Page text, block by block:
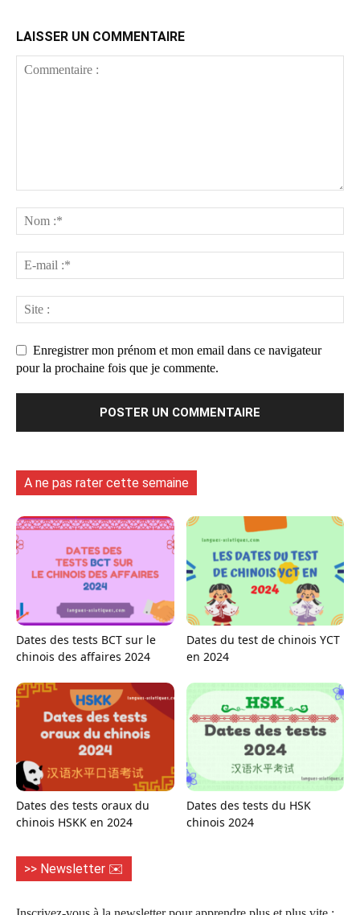
LAISSER UN COMMENTAIRE
Enregistrer mon prénom et mon email dans ce navigateur
pour la prochaine fois que je commente.
A ne pas rater cette semaine
Dates des tests BCT sur le
chinois des affaires 2024
Dates du test de chinois YCT
en 2024
Dates des tests oraux du
chinois HSKK en 2024
Dates des tests du HSK
chinois 2024
>> Newsletter ✉️